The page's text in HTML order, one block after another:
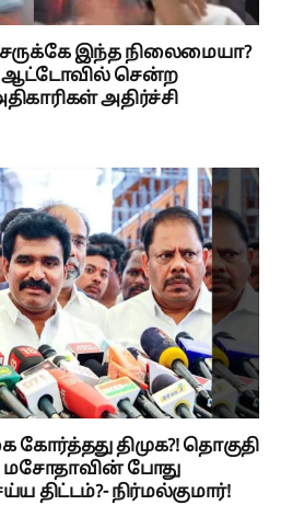
இந்த நிலைமையா?
ஆட்டோவில் சென்ற
அதிர்ச்சி
திமுக?! தொகுதி
போது
திட்டம்?- நிர்மல்குமார்!